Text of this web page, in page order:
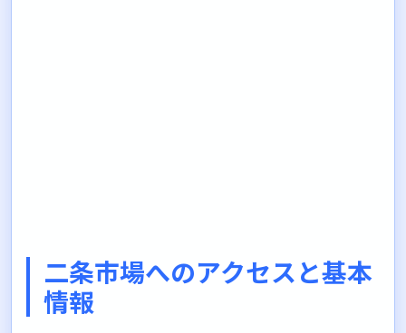
二条市場へのアクセスと基本
情報